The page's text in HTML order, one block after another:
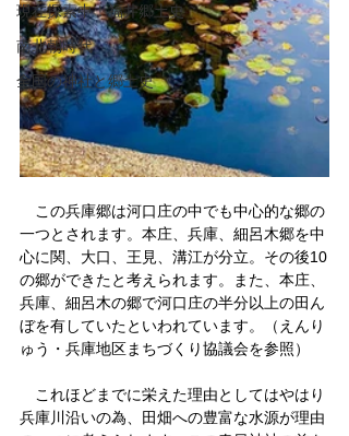
現在探索中！福井郷土史
南北朝時代
全国の神社と郷土史
この兵庫郷は河口庄の中でも中心的な郷の
一つとされます。本庄、兵庫、細呂木郷を中
心に関、大口、王見、溝江が分立。その後10
の郷ができたと考えられます。また、本庄、
兵庫、細呂木の郷で河口庄の半分以上の田ん
ぼを有していたといわれています。（えんり
ゅう・兵庫地区まちづくり協議会を参照）
これほどまでに栄えた理由としてはやはり
兵庫川沿いの為、田畑への豊富な水源が理由